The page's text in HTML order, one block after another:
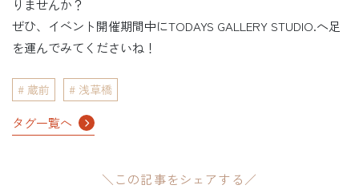
りませんか？
ぜひ、イベント開催期間中にTODAYS GALLERY STUDIO.へ足
を運んでみてくださいね！
蔵前 浅草橋
タグ一覧へ
＼この記事をシェアする／